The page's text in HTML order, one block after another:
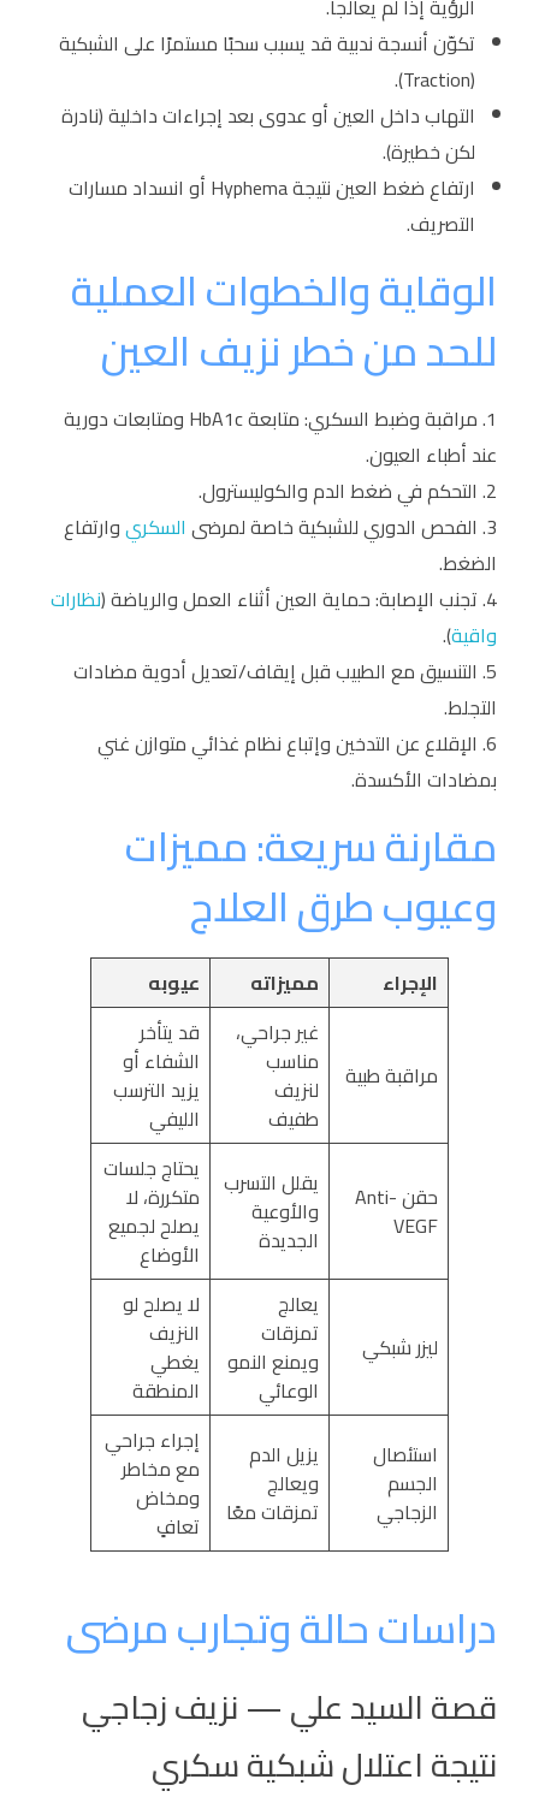
تكوّن أنسجة ندبية قد يسبب سحبًا مستمرًا على الشبكية
(Traction).
التهاب داخل العين أو عدوى بعد إجراءات داخلية (نادرة
لكن خطيرة).
ارتفاع ضغط العين نتيجة Hyphema أو انسداد مسارات
التصريف.
الوقاية والخطوات العملية
للحد من خطر نزيف العين
مراقبة وضبط السكري: متابعة HbA1c ومتابعات دورية
عند أطباء العيون.
التحكم في ضغط الدم والكوليسترول.
الفحص الدوري للشبكية خاصة لمرضى السكريوارتفاع
الضغط.
تجنب الإصابة: حماية العين أثناء العمل والرياضة (نظارات
واقية).
التنسيق مع الطبيب قبل إيقاف/تعديل أدوية مضادات
التجلط.
الإقلاع عن التدخين وإتباع نظام غذائي متوازن غني
بمضادات الأكسدة.
مقارنة سريعة: مميزات
وعيوب طرق العلاج
الإجراء مميزاته عيوبه
مراقبة طبية
غير جراحي،
مناسب
لنزيف
طفيف
قد يتأخر
الشفاء أو
يزيد الترسب
الليفي
حقن Anti-
VEGF
يقلل التسرب
والأوعية
الجديدة
يحتاج جلسات
متكررة، لا
يصلح لجميع
الأوضاع
ليزر شبكي
يعالج
تمزقات
ويمنع النمو
الوعائي
لا يصلح لو
النزيف
يغطي
المنطقة
استئصال
الجسم
الزجاجي
يزيل الدم
ويعالج
تمزقات معًا
إجراء جراحي
مع مخاطر
ومخاض
تعافٍ
دراسات حالة وتجارب مرضى
قصة السيد علي — نزيف زجاجي
نتيجة اعتلال شبكية سكري